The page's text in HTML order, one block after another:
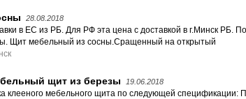
28.08.2018
в ЕС из РБ. Для РФ эта цена с доставкой в г.Минск РБ.
Щит мебельный из сосны.Сращенный на открытый
щит из березы 19.06.2018
клееного мебельного щита по следующей спецификации: